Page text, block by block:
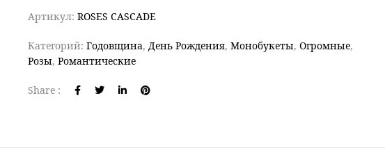
Артикул:ROSES CASCADE
Категорий:Годовщина,День Рождения,Монобукеты,Огромные,
Розы,Романтические
Share :